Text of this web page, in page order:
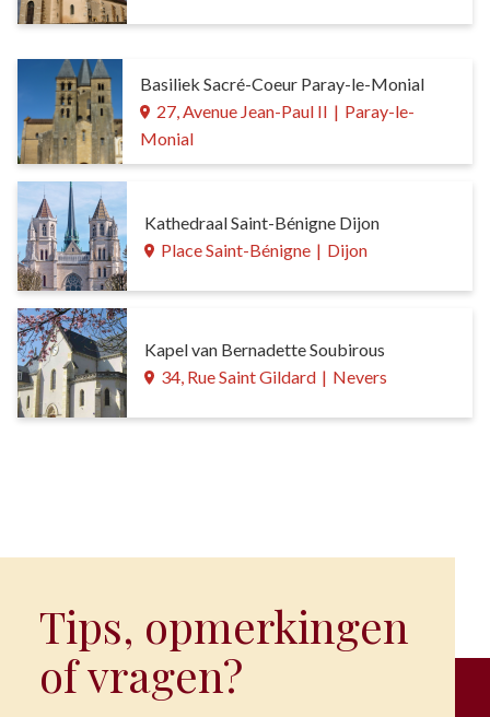
Basiliek Sacré-Coeur Paray-le-Monial
27, Avenue Jean-Paul II | Paray-le-
Monial
Kathedraal Saint-Bénigne Dijon
Place Saint-Bénigne | Dijon
Kapel van Bernadette Soubirous
34, Rue Saint Gildard | Nevers
Tips, opmerkingen
of vragen?